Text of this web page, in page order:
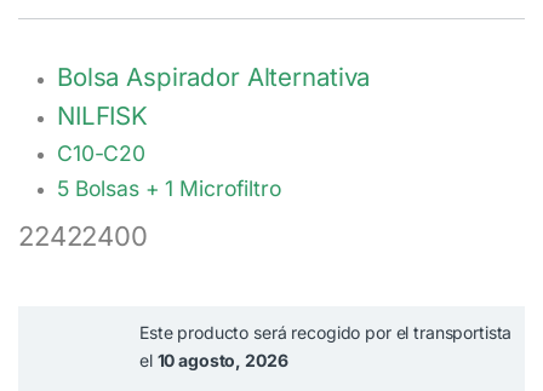
Bolsa Aspirador Alternativa
NILFISK
C10-C20
5 Bolsas + 1 Microfiltro
22422400
Este producto será recogido por el transportista
el 10 agosto, 2026